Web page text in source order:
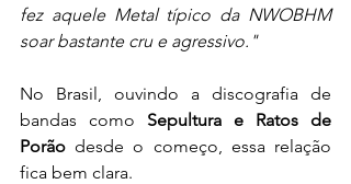
fez aquele Metal típico da NWOBHM
soar bastante cru e agressivo."
No Brasil, ouvindo a discografia de
bandas como Sepultura e Ratos de
Porão desde o começo, essa relação
fica bem clara.